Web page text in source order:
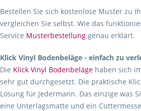
Bestellen Sie sich kostenlose Muster zu
vergleichen Sie selbst. Wie das
Service Musterbestellung genau erklärt.
Klick Vinyl Bodenbeläge - einfach zu
Die Klick Vinyl Bodenbeläge haben sich
sehr gut durchgesetzt. Die praktische
Lösung für Jedermann. Das einzige was
eine Unterlagsmatte und ein